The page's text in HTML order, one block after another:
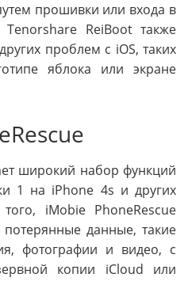
прошивки или входа в
ReiBoot также
проблем с iOS, таких
яблока или экране
широкий набор функций
1 на iPhone 4s и других
iMobie PhoneRescue
потерянные данные, такие
фотографии и видео, с
копии iCloud или